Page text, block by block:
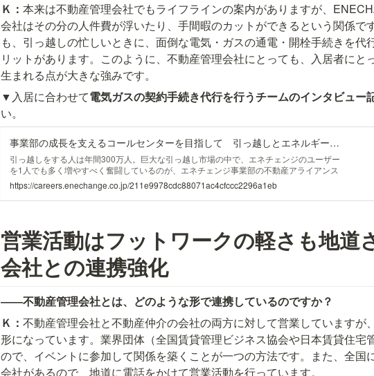
Ｋ： 本来は不動産管理会社でもライフラインの案内がありますが、
会社はその分の人件費が浮いたり、手間暇のカットができるという関係で
も、引っ越しの忙しいときに、面倒な電気・ガスの通電・開栓手続きを代
リットがあります。このように、不動産管理会社にとっても、入居者にと
生まれる点が大きな強みです。
▼入居に合わせて電気ガスの契約手続き代行を行うチームのインタビュー
い。
事業部の成長を支えるコールセンターを目指して 引っ越しとエネルギーの未来をつなぐ
引っ越しをする人は年間300万人。巨大な引っ越し市場の中で、エネチェンジのユーザー
を1人でも多く増やすべく奮闘しているのが、エネチェンジ事業部の不動産アライアンス
チームです。引っ越し予定者に電話でアプローチを行い、電気やガス、インターネット回
線などのライフライン手続きをワンストップで提供しています。 現在、コールセンタ
https://careers.enechange.co.jp/211e9978cdc88071ac4cfccc2296a1eb
営業活動はフットワークの軽さも地道
会社との連携強化
――不動産管理会社とは、どのような形で連携しているのですか？
Ｋ： 不動産管理会社と不動産仲介の会社の両方に対して営業していますが
形になっています。業界団体（全国賃貸管理ビジネス協会や日本賃貸住宅
ので、イベントに参加して関係を築くことが一つの方法です。また、全国
会社があるので、地道に電話をかけて営業活動を行っています。